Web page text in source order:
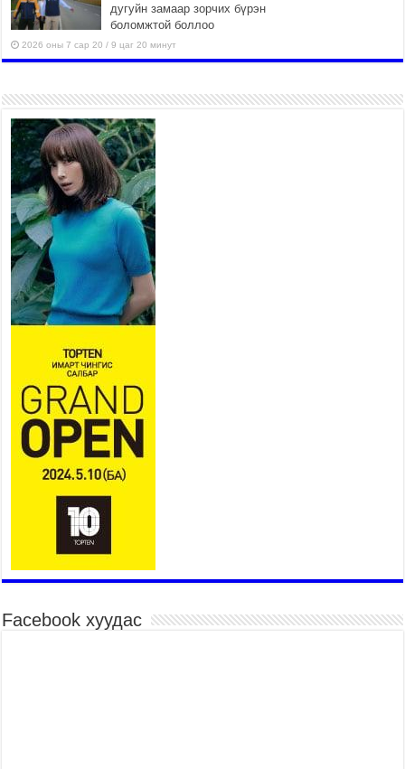
дугуйн замаар зорчих бүрэн
боломжтой боллоо
2026 оны 7 сар 20 / 9 цаг 20 минут
шугам хоолойн ажил 80
хувьтай үргэлжилж байна
2026 оны 7 сар 20 / 9 цаг 14 минут
Усархаг аадар бороо орж байгаа тул аюулгүй
байдлаа хангаж, үер усны аюулаас
сэрэмжлэхийг нийслэлийн Онцгой байдлын
газраас анхааруулж байна
2026 оны 7 сар 20 / 9 цаг 09 минут
311 алба хаагч, 119 техник хэрэгсэлтэй ажиллаж
үер усны аюул, болзошгүй эрсдэлээс сэргийлж
байна
2026 оны 7 сар 20 / 9 цаг 05 минут
Аяллаа зөв төлөвлөхийг иргэдэд зөвлөж байна
2026 оны 7 сар 16 / 11 цаг 50 минут
Үер усны болзошгүй аюулаас сэргийлж,
холбогдох байгууллагууд өндөржүүлсэн бэлэн
байдалд ажиллаж байна
2026 оны 7 сар 15 / 13 цаг 06 минут
Монгол адууны үнэ цэнийг дэлхийд сурталчлах
2026 оны 7 сар 15 / 11 цаг 51 минут
Шагайн харвааны насанд хүрэгчдийн багийн
төрөлд 106 багийн 848 харваач өрсөлдөж,
шилдгүүд шалгарав
Facebook хуудас